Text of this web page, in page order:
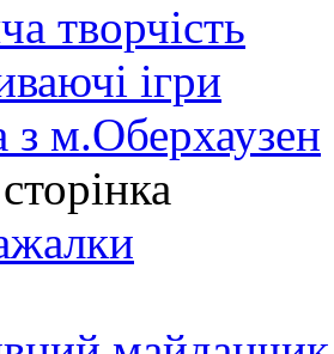
творчість
ігри
м.Оберхаузен